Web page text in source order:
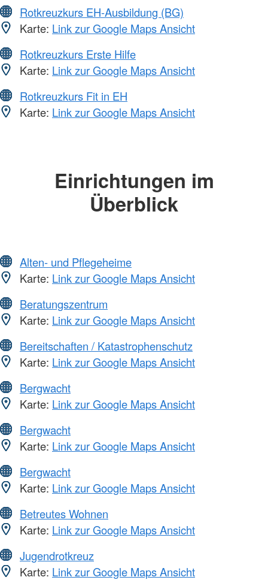
Rotkreuzkurs EH-Ausbildung (BG)
Karte: Link zur Google Maps Ansicht
Rotkreuzkurs Erste Hilfe
Karte: Link zur Google Maps Ansicht
Rotkreuzkurs Fit in EH
Karte: Link zur Google Maps Ansicht
Einrichtungen im
Überblick
Alten- und Pflegeheime
Karte: Link zur Google Maps Ansicht
Beratungszentrum
Karte: Link zur Google Maps Ansicht
Bereitschaften / Katastrophenschutz
Karte: Link zur Google Maps Ansicht
Bergwacht
Karte: Link zur Google Maps Ansicht
Bergwacht
Karte: Link zur Google Maps Ansicht
Bergwacht
Karte: Link zur Google Maps Ansicht
Betreutes Wohnen
Karte: Link zur Google Maps Ansicht
Jugendrotkreuz
Karte: Link zur Google Maps Ansicht